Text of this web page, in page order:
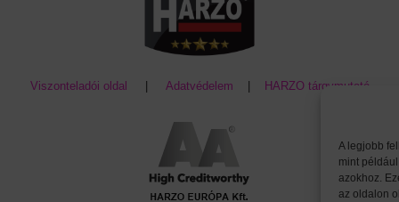
A legjobb
mint
azokhoz.
az oldalon
Viszonteladói oldal | Adatvédelem | HARZO tárgymutató